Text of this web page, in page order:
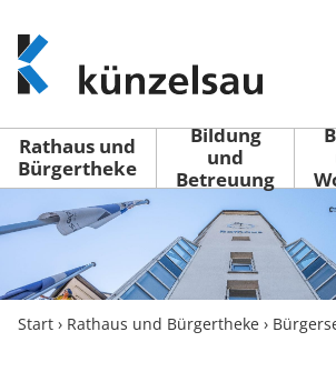
www.kuenzelsau.de
(zur
Startseite)
Rathaus und
Bürgertheke
Bildung
und
Betreuung
Start › Rathaus und Bürgertheke ›